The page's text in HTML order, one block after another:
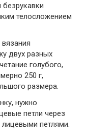
телосложением
двух разных
голубого,
250 г,
размера.
нужно
петли через
петлями.